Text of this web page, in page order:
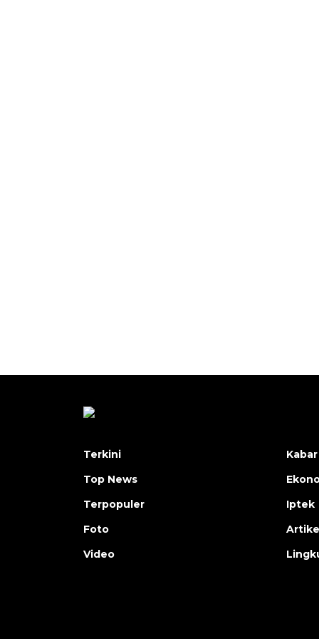
Terkini
Top News
Terpopuler
Foto
Video
Iptek